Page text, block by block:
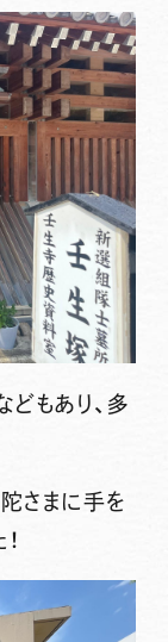
どもあり、多
さまに手を